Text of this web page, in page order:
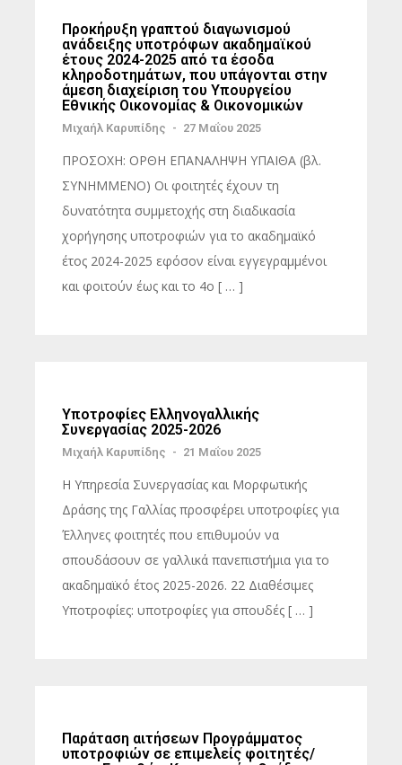
Προκήρυξη γραπτού διαγωνισμού
ανάδειξης υποτρόφων ακαδημαϊκού
έτους 2024-2025 από τα έσοδα
κληροδοτημάτων, που υπάγονται στην
άμεση διαχείριση του Υπουργείου
Εθνικής Οικονομίας & Οικονομικών
Μιχαήλ Καρυπίδης - 27 Μαΐου 2025
ΠΡΟΣΟΧΗ: ΟΡΘΗ ΕΠΑΝΑΛΗΨΗ ΥΠΑΙΘΑ (βλ.
ΣΥΝΗΜΜΕΝΟ) Οι φοιτητές έχουν τη
δυνατότητα συμμετοχής στη διαδικασία
χορήγησης υποτροφιών για το ακαδημαϊκό
έτος 2024-2025 εφόσον είναι εγγεγραμμένοι
και φοιτούν έως και το 4ο [ … ]
Υποτροφίες Ελληνογαλλικής
Συνεργασίας 2025-2026
Μιχαήλ Καρυπίδης - 21 Μαΐου 2025
Η Υπηρεσία Συνεργασίας και Μορφωτικής
Δράσης της Γαλλίας προσφέρει υποτροφίες για
Έλληνες φοιτητές που επιθυμούν να
σπουδάσουν σε γαλλικά πανεπιστήμια για το
ακαδημαϊκό έτος 2025-2026. 22 Διαθέσιμες
Υποτροφίες: υποτροφίες για σπουδές [ … ]
Παράταση αιτήσεων Προγράμματος
υποτροφιών σε επιμελείς φοιτητές/